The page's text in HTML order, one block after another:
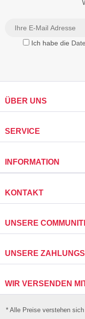
Ich habe die
ÜBER UNS
SERVICE
INFORMATION
KONTAKT
UNSERE
UNSERE
WIR VERSENDEN
* Alle Preise verstehen